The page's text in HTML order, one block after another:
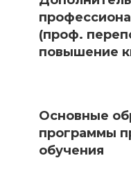
(проф.
повышение
Основные
программы
обучения